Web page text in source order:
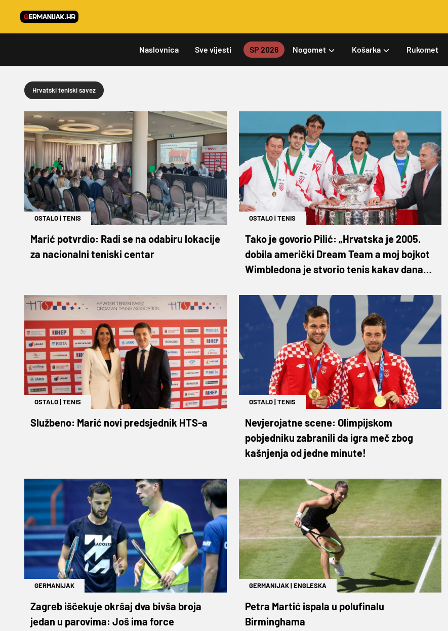
Naslovnica Sve vijesti SP 2026 Nogomet Košarka Rukomet
Hrvatski teniski savez
OSTALO|TENIS
Marić potvrdio: Radi se na odabiru lokacije
za nacionalni teniski centar
OSTALO|TENIS
Tako je govorio Pilić: „Hrvatska je 2005.
dobila američki Dream Team a moj bojkot
Wimbledona je stvorio tenis kakav danas
OSTALO|TENIS
Službeno: Marić novi predsjednik HTS-a
OSTALO|TENIS
Nevjerojatne scene: Olimpijskom
pobjedniku zabranili da igra meč zbog
kašnjenja od jedne minute!
GERMANIJAK
Zagreb iščekuje okršaj dva bivša broja
jedan u parovima: Još ima force
GERMANIJAK|ENGLESKA
Petra Martić ispala u polufinalu
Birminghama